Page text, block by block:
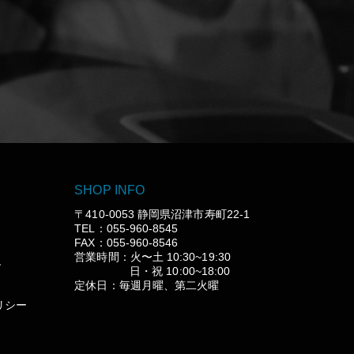
シー
SHOP INFO
〒410-0053 静岡県沼津市寿町22-1
TEL：055-960-8545
FAX：055-960-8546
営業時間：火〜土 10:30~19:30
日・祝 10:00~18:00
定休日：毎週月曜、第二火曜